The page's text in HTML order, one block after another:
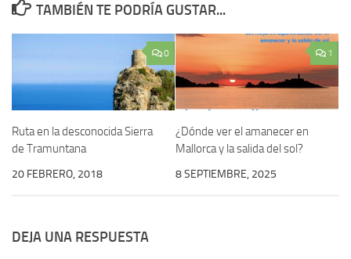
TAMBIÉN TE PODRÍA GUSTAR...
0
Ruta en la desconocida Sierra
de Tramuntana
20 FEBRERO, 2018
1
¿Dónde ver el amanecer en
Mallorca y la salida del sol?
8 SEPTIEMBRE, 2025
DEJA UNA RESPUESTA